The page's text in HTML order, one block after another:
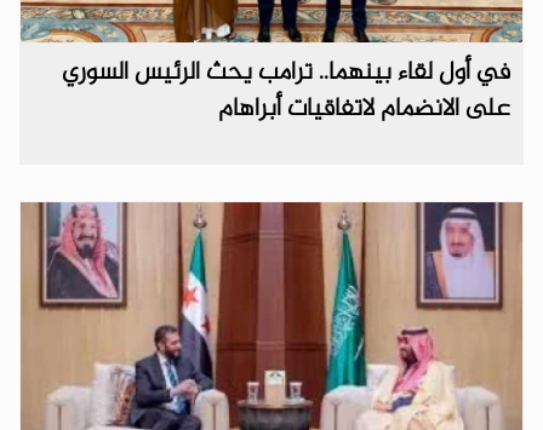
في أول لقاء بينهما.. ترامب يحث الرئيس السوري
على الانضمام لاتفاقيات أبراهام